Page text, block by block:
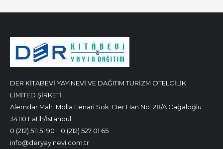
DER KİTABEVİ YAYINEVİ VE DAĞITIM TURİZM OTELCİLİK
LİMİTED ŞİRKETİ
Alemdar Mah. Molla Fenari Sok. Der Han No: 28/A Cağaloğlu
34110 Fatih/İstanbul
0 (212) 511 51 90
0 (212) 527 01 65
info@deryayinevi.com.tr